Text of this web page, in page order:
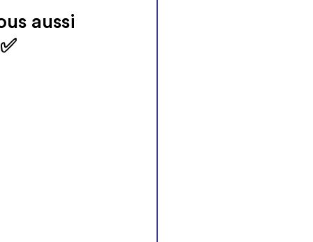
aussi